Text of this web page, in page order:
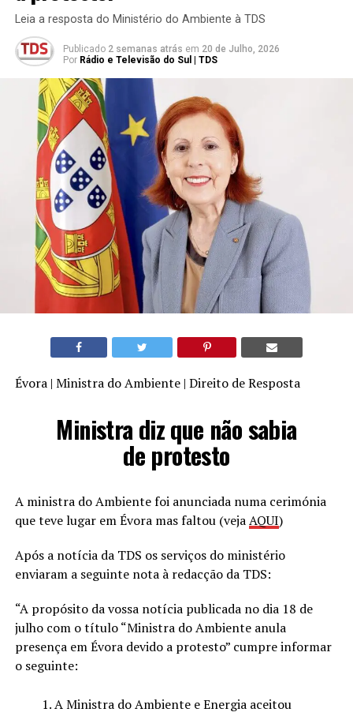
Leia a resposta do Ministério do Ambiente à TDS
Publicado 2 semanas atrás em 20 de Julho, 2026
Por Rádio e Televisão do Sul | TDS
Évora | Ministra do Ambiente | Direito de Resposta
Ministra diz que não sabia
de protesto
A ministra do Ambiente foi anunciada numa cerimónia
que teve lugar em Évora mas faltou (vejaAQUI)
Após a notícia da TDS os serviços do ministério
enviaram a seguinte nota à redacção da TDS:
“A propósito da vossa notícia publicada no dia 18 de
julho com o título “Ministra do Ambiente anula
presença em Évora devido a protesto” cumpre informar
o seguinte:
A Ministra do Ambiente e Energia aceitou